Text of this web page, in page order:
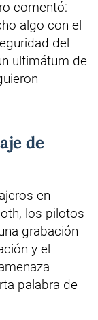
comentó:
algo con el
del
ultimátum de
de
en
los pilotos
grabación
y el
palabra de